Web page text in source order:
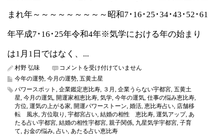
まれ年～～～～～～～～～昭和7･16･25･34･43･52･61
年平成7･16･25年令和4年※気学における年の始まり
は1月1日ではなく、...
村野 弘味
五
黄
星
2026
年
3
月
の
コメントを受け付けていません
今年の運勢, 今月の運勢, 五黄土星
パワースポット , 企業鑑定恵比寿, ３月, 企業うらない宇都宮, 五黄土
星, 今月の運気, 開運家相恵比寿, 気学, 今年の運気, 仕事の悩み恵比寿,
方位, 運気の上がる家, 開運パワーストーン, 婚活, 恵比寿占い, 店舗移
転 風水, 方位取り , 宇都宮占い, 結婚の相性 恵比寿, 運気アップ, あ
たる占い宇都宮, 結婚の相性宇都宮, 親子関係, 九星気学宇都宮, 子育
て, お金の悩み, 占い, あたる占い恵比寿